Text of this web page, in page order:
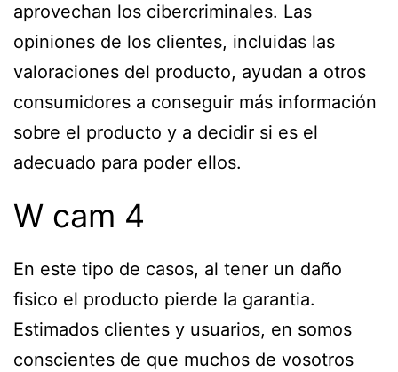
aprovechan los cibercriminales. Las
opiniones de los clientes, incluidas las
valoraciones del producto, ayudan a otros
consumidores a conseguir más información
sobre el producto y a decidir si es el
adecuado para poder ellos.
W cam 4
En este tipo de casos, al tener un daño
fisico el producto pierde la garantia.
Estimados clientes y usuarios, en somos
conscientes de que muchos de vosotros